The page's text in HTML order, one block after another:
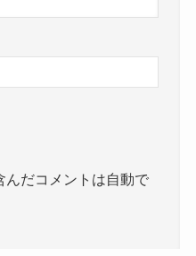
だコメントは自動で